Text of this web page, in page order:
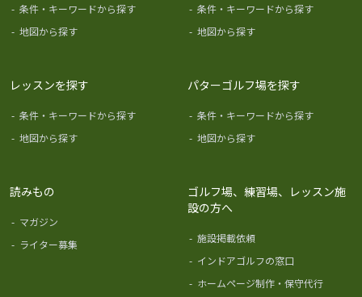
- 条件・キーワードから探す
- 地図から探す
- 条件・キーワードから探す
- 地図から探す
レッスンを探す
- 条件・キーワードから探す
- 地図から探す
パターゴルフ場を探す
- 条件・キーワードから探す
- 地図から探す
読みもの
- マガジン
- ライター募集
ゴルフ場、練習場、レッスン施
設の方へ
- 施設掲載依頼
- インドアゴルフの窓口
- ホームページ制作・保守代行